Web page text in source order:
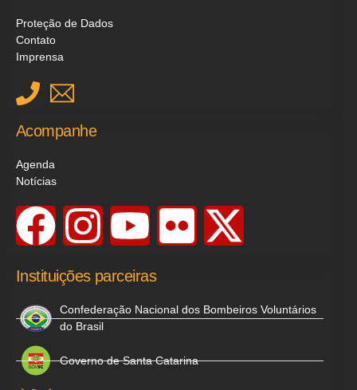
Proteção de Dados
Contato
Imprensa
Acompanhe
Agenda
Notícias
Instituições parceiras
Confederação Nacional dos Bombeiros Voluntários
do Brasil
Governo de Santa Catarina